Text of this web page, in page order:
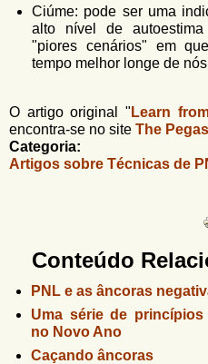
Ciúme: pode ser uma
alto nível de
"piores cenários" em
tempo melhor longe de
O artigo original " Learn
encontra-se no site The
Categoria:
Artigos sobre Técnicas de
Conteúdo
PNL e as âncoras
Uma série de
no Novo Ano
Caçando âncoras